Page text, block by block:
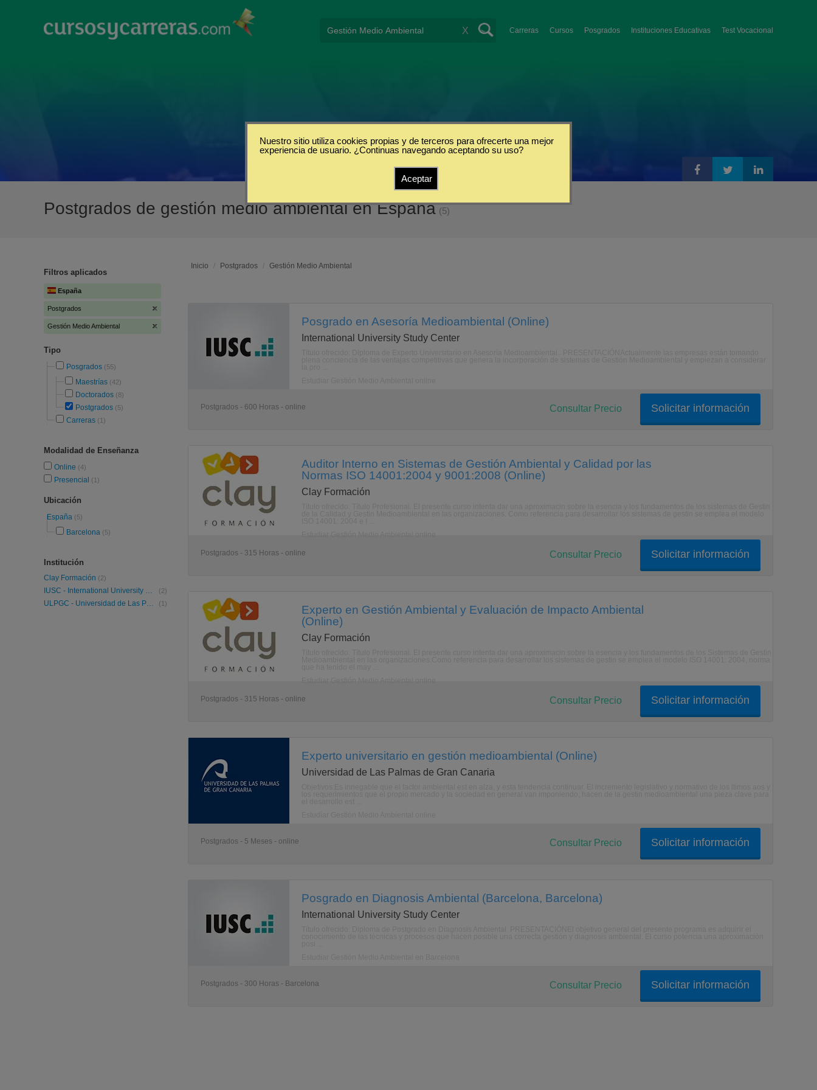
Carreras Cursos Posgrados Instituciones Educativas Test Vocacional
X
Postgrados de gestión medio ambiental en España (5)
Filtros aplicados
España
Postgrados
Gestión Medio Ambiental
Tipo
Posgrados (55)
Maestrías (42)
Doctorados (8)
Postgrados (5)
Carreras (1)
Modalidad de Enseñanza
Online (4)
Presencial (1)
Ubicación
España (5)
Barcelona (5)
Institución
Clay Formación (2)
IUSC - International University Study Center (2)
ULPGC - Universidad de Las Palmas de Gran Canaria (1)
Inicio / Postgrados / Gestión Medio Ambiental
Posgrado en Asesoría Medioambiental (Online)
International University Study Center
Postgrados - 600 Horas - online Solicitar información
Consultar Precio
Auditor Interno en Sistemas de Gestión Ambiental y Calidad por las
Normas ISO 14001:2004 y 9001:2008 (Online)
Clay Formación
Postgrados - 315 Horas - online Solicitar información
Consultar Precio
Experto en Gestión Ambiental y Evaluación de Impacto Ambiental
(Online)
Clay Formación
Postgrados - 315 Horas - online Solicitar información
Consultar Precio
Experto universitario en gestión medioambiental (Online)
Universidad de Las Palmas de Gran Canaria
Postgrados - 5 Meses - online Solicitar información
Consultar Precio
Posgrado en Diagnosis Ambiental (Barcelona, Barcelona)
International University Study Center
Postgrados - 300 Horas - Barcelona Solicitar información
Consultar Precio
Nuestro sitio utiliza cookies propias y de terceros para ofrecerte una mejor
experiencia de usuario. ¿Continuas navegando aceptando su uso?
Aceptar